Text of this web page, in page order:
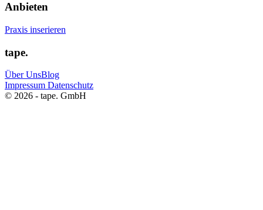
Anbieten
Praxis inserieren
tape.
Über UnsBlog
Impressum Datenschutz
© 2026 - tape. GmbH